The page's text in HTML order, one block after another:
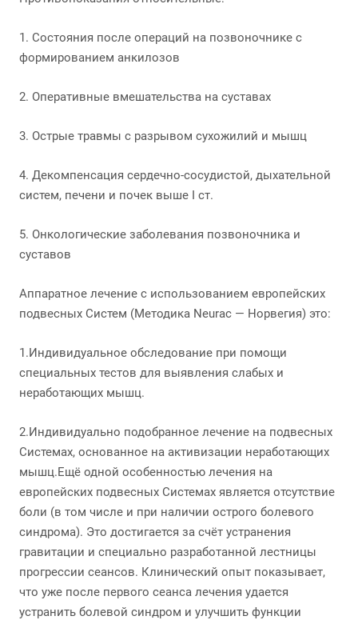
1. Состояния после операций на позвоночнике с
формированием анкилозов
2. Оперативные вмешательства на суставах
3. Острые травмы с разрывом сухожилий и мышц
4. Декомпенсация сердечно-сосудистой, дыхательной
систем, печени и почек выше I ст.
5. Онкологические заболевания позвоночника и
суставов
Аппаратное лечение с использованием европейских
подвесных Систем (Методика Neurac — Норвегия) это:
1.Индивидуальное обследование при помощи
специальных тестов для выявления слабых и
неработающих мышц.
2.Индивидуально подобранное лечение на подвесных
Системах, основанное на активизации неработающих
мышц.Ещё одной особенностью лечения на
европейских подвесных Системах является отсутствие
боли (в том числе и при наличии острого болевого
синдрома). Это достигается за счёт устранения
гравитации и специально разработанной лестницы
прогрессии сеансов. Клинический опыт показывает,
что уже после первого сеанса лечения удается
устранить болевой синдром и улучшить функции